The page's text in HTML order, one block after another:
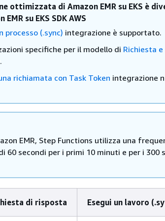
ottimizzata di Amazon EMR su EKS è
su EKS SDK AWS
processo (.sync) integrazione è supportato.
specifiche per il modello di Richiesta e
richiamata con Task Token integrazione
EMR, Step Functions utilizza una
60 secondi per i primi 10 minuti e per i 300
di risposta Esegui un lavoro